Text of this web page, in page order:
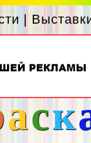
|
аск